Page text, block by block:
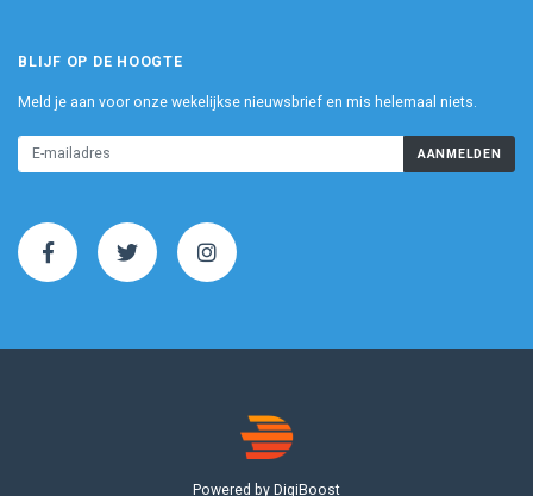
BLIJF OP DE HOOGTE
Meld je aan voor onze wekelijkse nieuwsbrief en mis helemaal niets.
AANMELDEN
Powered by DigiBoost